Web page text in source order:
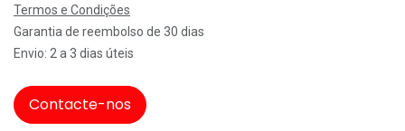
Termos e Condições
Garantia de reembolso de 30 dias
Envio: 2 a 3 dias úteis
Contacte-nos